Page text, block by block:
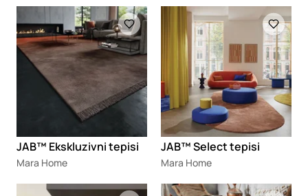
Loading
JAB™ Ekskluzivni tepisi
Mara Home
Loading
JAB™ Select tepisi
Mara Home
Loading Loading